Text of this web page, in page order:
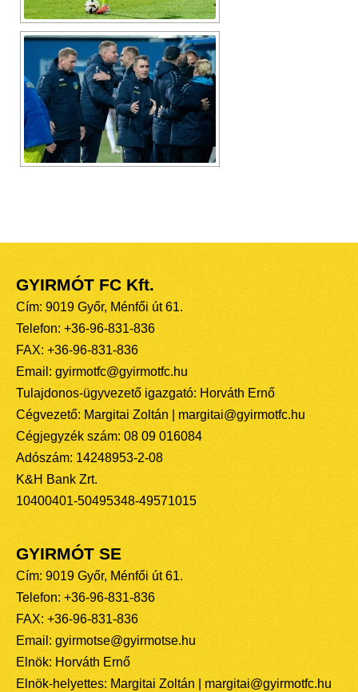
GYIRMÓT FC Kft.
Cím: 9019 Győr, Ménfői út 61.
Telefon: +36-96-831-836
FAX: +36-96-831-836
Email: gyirmotfc@gyirmotfc.hu
Tulajdonos-ügyvezető igazgató: Horváth Ernő
Cégvezető: Margitai Zoltán | margitai@gyirmotfc.hu
Cégjegyzék szám: 08 09 016084
Adószám: 14248953-2-08
K&H Bank Zrt.
10400401-50495348-49571015
GYIRMÓT SE
Cím: 9019 Győr, Ménfői út 61.
Telefon: +36-96-831-836
FAX: +36-96-831-836
Email: gyirmotse@gyirmotse.hu
Elnök: Horváth Ernő
Elnök-helyettes: Margitai Zoltán | margitai@gyirmotfc.hu